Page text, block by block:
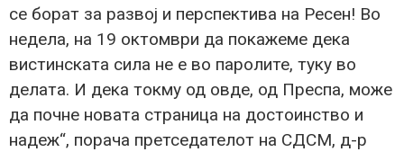
се борат за развој и перспектива на Ресен! Во
недела, на 19 октомври да покажеме дека
вистинската сила не е во паролите, туку во
делата. И дека токму од овде, од Преспа, може
да почне новата страница на достоинство и
надеж“, порача претседателот на СДСМ, д-р